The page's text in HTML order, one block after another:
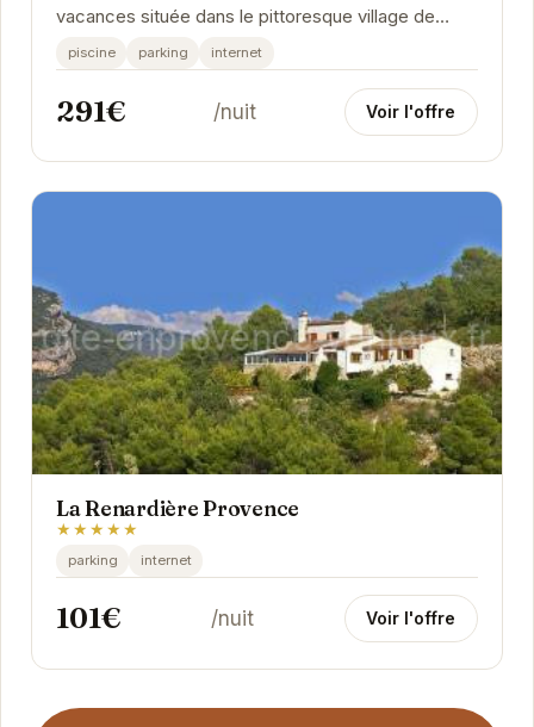
vacances située dans le pittoresque village de
Mollans-sur-Ouvèze. Offrant un cadre paisible et...
piscine parking internet
291€ /nuit Voir l'offre
La Renardière Provence
★★★★★
parking internet
101€ /nuit Voir l'offre